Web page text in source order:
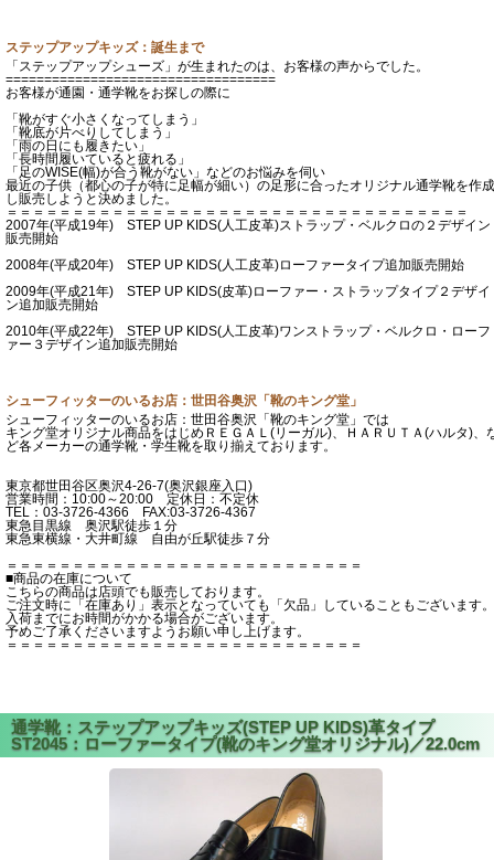
ステップアップキッズ：誕生まで
「ステップアップシューズ」が生まれたのは、お客様の声からでした。
===================================
お客様が通園・通学靴をお探しの際に
「靴がすぐ小さくなってしまう」
「靴底が片べりしてしまう」
「雨の日にも履きたい」
「長時間履いていると疲れる」
「足のWISE(幅)が合う靴がない」などのお悩みを伺い
最近の子供（都心の子が特に足幅が細い）の足形に合ったオリジナル通学靴を作成
し販売しようと決めました。
＝＝＝＝＝＝＝＝＝＝＝＝＝＝＝＝＝＝＝＝＝＝＝＝＝＝＝＝＝＝＝＝＝＝＝
2007年(平成19年) STEP UP KIDS(人工皮革)ストラップ・ベルクロの２デザイン
販売開始
2008年(平成20年) STEP UP KIDS(人工皮革)ローファータイプ追加販売開始
2009年(平成21年) STEP UP KIDS(皮革)ローファー・ストラップタイプ２デザイ
ン追加販売開始
2010年(平成22年) STEP UP KIDS(人工皮革)ワンストラップ・ベルクロ・ローフ
ァー３デザイン追加販売開始
シューフィッターのいるお店：世田谷奥沢「靴のキング堂」
シューフィッターのいるお店：世田谷奥沢「靴のキング堂」では
キング堂オリジナル商品をはじめＲＥＧＡＬ(リーガル)、ＨＡＲＵＴＡ(ハルタ)、
ど各メーカーの通学靴・学生靴を取り揃えております。
東京都世田谷区奥沢4-26-7(奥沢銀座入口)
営業時間：10:00～20:00 定休日：不定休
TEL：03-3726-4366 FAX:03-3726-4367
東急目黒線 奥沢駅徒歩１分
東急東横線・大井町線 自由が丘駅徒歩７分
＝＝＝＝＝＝＝＝＝＝＝＝＝＝＝＝＝＝＝＝＝＝＝＝＝＝＝
■商品の在庫について
こちらの商品は店頭でも販売しております。
ご注文時に「在庫あり」表示となっていても「欠品」していることもございます。
入荷までにお時間がかかる場合がございます。
予めご了承くださいますようお願い申し上げます。
＝＝＝＝＝＝＝＝＝＝＝＝＝＝＝＝＝＝＝＝＝＝＝＝＝＝＝